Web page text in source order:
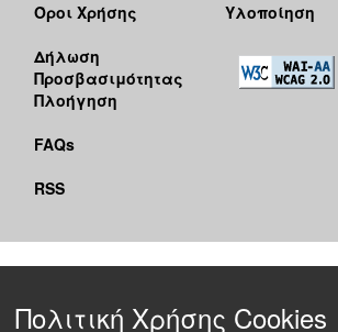
Όροι Χρήσης
Δήλωση
Προσβασιμότητας
Πλοήγηση
FAQs
RSS
Υλοποίηση
Πολιτική Χρήσης Cookies